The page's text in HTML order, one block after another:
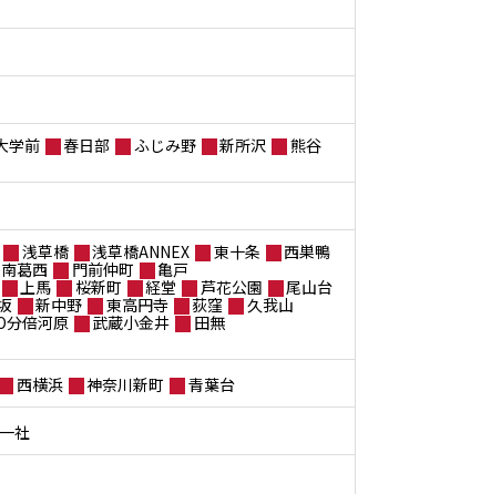
学前 春日部 ふじみ野 新所沢
熊谷
浅草橋 浅草橋ANNEX 東十条
西巣鴨
南葛西 門前仲町
亀戸
上馬 桜新町 経堂 芦花公園
尾山台
新中野 東高円寺 荻窪
久我山
分倍河原 武蔵小金井
田無
西横浜 神奈川新町 青葉台
社